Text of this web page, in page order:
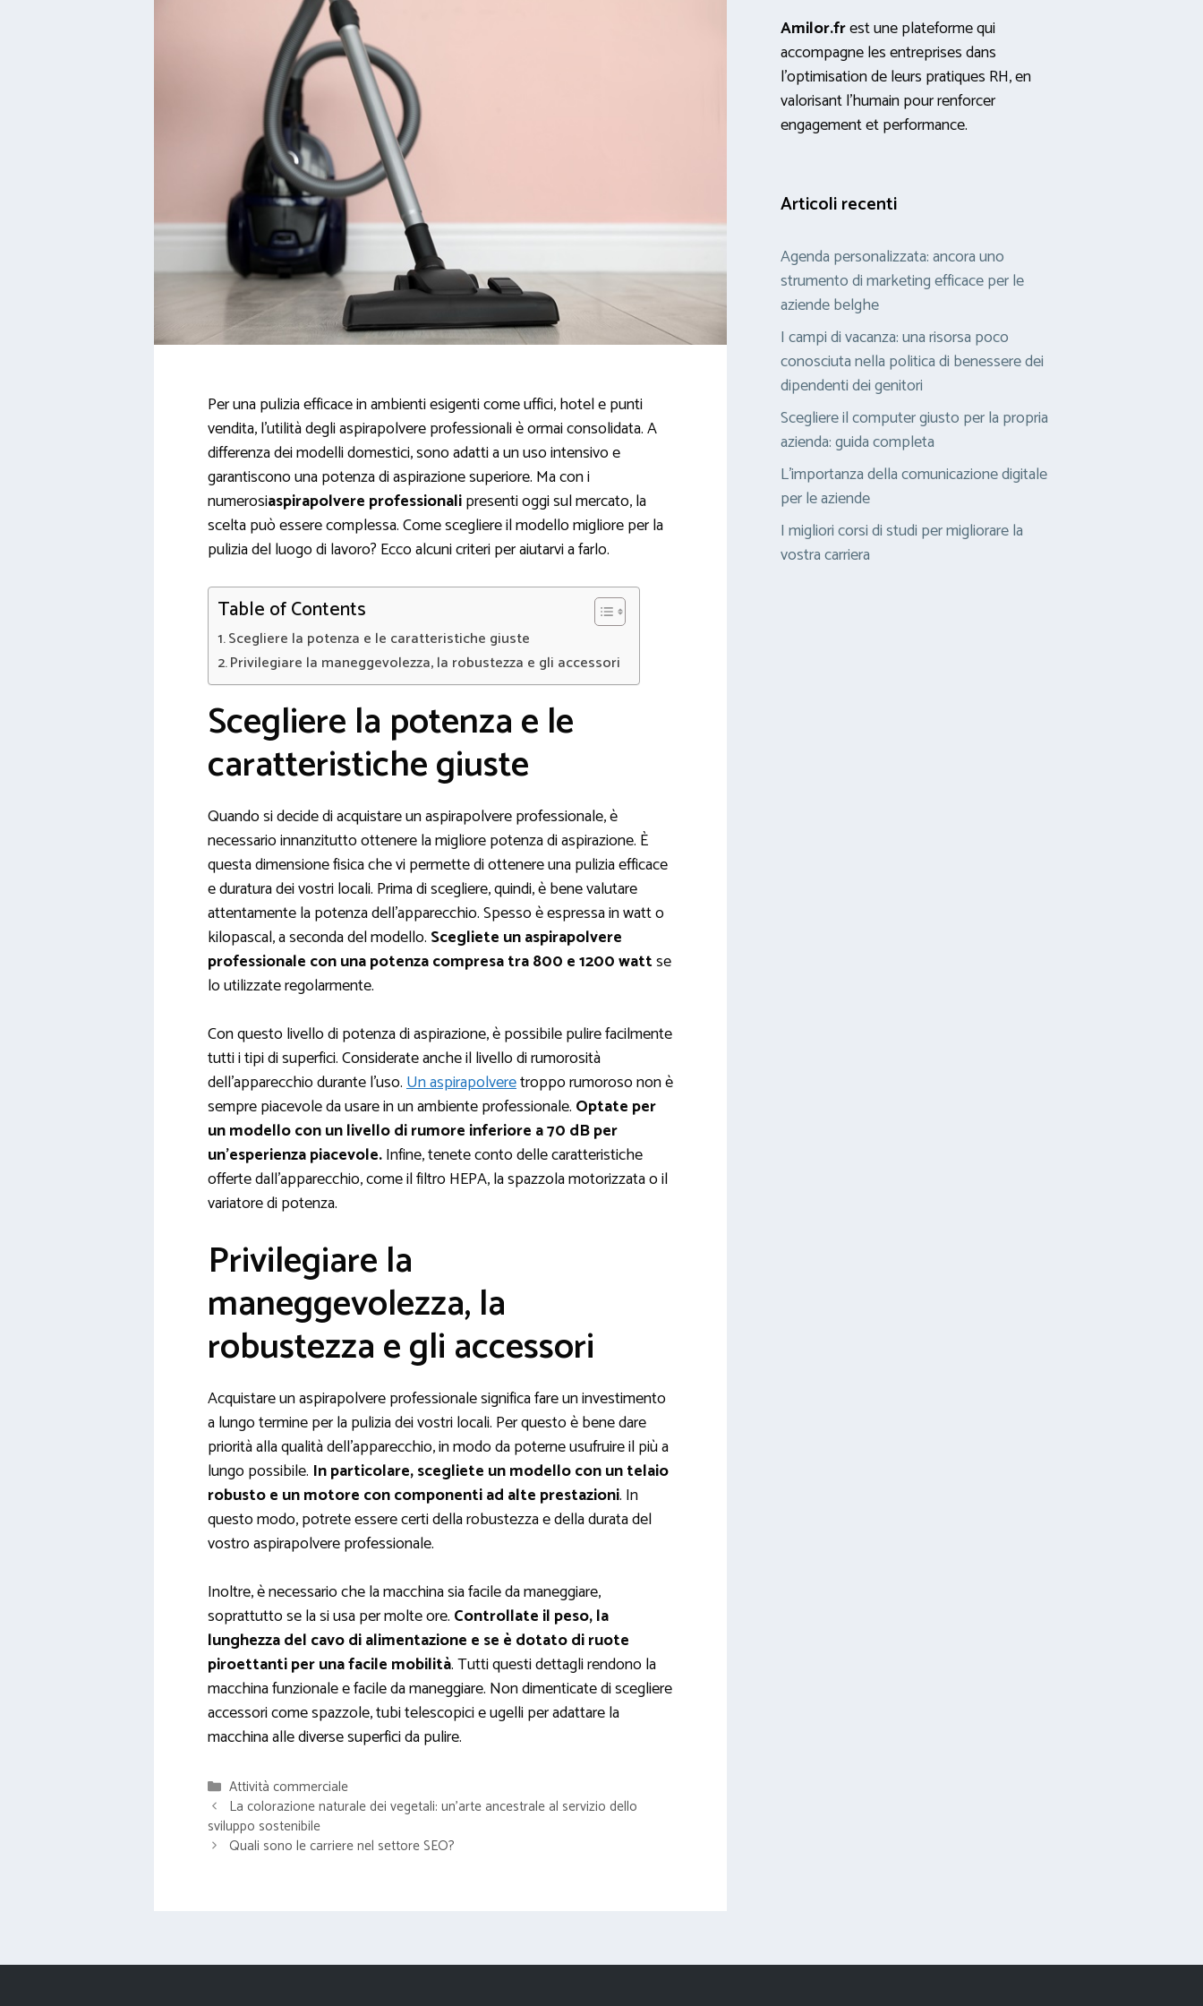
Per una pulizia efficace in ambienti esigenti come uffici, hotel e punti
vendita, l’utilità degli aspirapolvere professionali è ormai consolidata. A
differenza dei modelli domestici, sono adatti a un uso intensivo e
garantiscono una potenza di aspirazione superiore. Ma con i
numerosiaspirapolvere professionalipresenti oggi sul mercato, la
scelta può essere complessa. Come scegliere il modello migliore per la
pulizia del luogo di lavoro? Ecco alcuni criteri per aiutarvi a farlo.
Table of Contents
Scegliere la potenza e le caratteristiche giuste
Privilegiare la maneggevolezza, la robustezza e gli accessori
Scegliere la potenza e le
caratteristiche giuste
Quando si decide di acquistare un aspirapolvere professionale, è
necessario innanzitutto ottenere la migliore potenza di aspirazione. È
questa dimensione fisica che vi permette di ottenere una pulizia efficace
e duratura dei vostri locali. Prima di scegliere, quindi, è bene valutare
attentamente la potenza dell’apparecchio. Spesso è espressa in watt o
kilopascal, a seconda del modello. Scegliete un aspirapolvere
professionale con una potenza compresa tra 800 e 1200 wattse
lo utilizzate regolarmente.
Con questo livello di potenza di aspirazione, è possibile pulire facilmente
tutti i tipi di superfici. Considerate anche il livello di rumorosità
dell’apparecchio durante l’uso.Un aspirapolveretroppo rumoroso non è
sempre piacevole da usare in un ambiente professionale. Optate per
un modello con un livello di rumore inferiore a 70 dB per
un’esperienza piacevole.Infine, tenete conto delle caratteristiche
offerte dall’apparecchio, come il filtro HEPA, la spazzola motorizzata o il
variatore di potenza.
Privilegiare la
maneggevolezza, la
robustezza e gli accessori
Acquistare un aspirapolvere professionale significa fare un investimento
a lungo termine per la pulizia dei vostri locali. Per questo è bene dare
priorità alla qualità dell’apparecchio, in modo da poterne usufruire il più a
lungo possibile. In particolare, scegliete un modello con un telaio
robusto e un motore con componenti ad alte prestazioni. In
questo modo, potrete essere certi della robustezza e della durata del
vostro aspirapolvere professionale.
Inoltre, è necessario che la macchina sia facile da maneggiare,
soprattutto se la si usa per molte ore. Controllate il peso, la
lunghezza del cavo di alimentazione e se è dotato di ruote
piroettanti per una facile mobilità. Tutti questi dettagli rendono la
macchina funzionale e facile da maneggiare. Non dimenticate di scegliere
accessori come spazzole, tubi telescopici e ugelli per adattare la
macchina alle diverse superfici da pulire.
Categorie
Attività commerciale
La colorazione naturale dei vegetali: un’arte ancestrale al servizio dello
sviluppo sostenibile
Quali sono le carriere nel settore SEO?
Amilor.frest une plateforme qui
accompagne les entreprises dans
l’optimisation de leurs pratiques RH, en
valorisant l’humain pour renforcer
engagement et performance.
Articoli recenti
Agenda personalizzata: ancora uno
strumento di marketing efficace per le
aziende belghe
I campi di vacanza: una risorsa poco
conosciuta nella politica di benessere dei
dipendenti dei genitori
Scegliere il computer giusto per la propria
azienda: guida completa
L’importanza della comunicazione digitale
per le aziende
I migliori corsi di studi per migliorare la
vostra carriera